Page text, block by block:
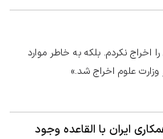
نکردم. بلکه به خاطر موارد
علوم اخراج شد.»
ایران با القاعده وجود